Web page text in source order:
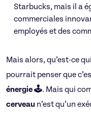
Starbucks, mais il a
commerciales
employés et des
Mais alors, qu’est-ce
pourrait penser que
énergie 🕹️. Mais qui
cerveau n’est qu’un